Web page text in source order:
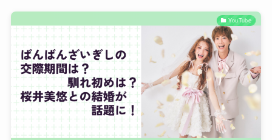
YouTube